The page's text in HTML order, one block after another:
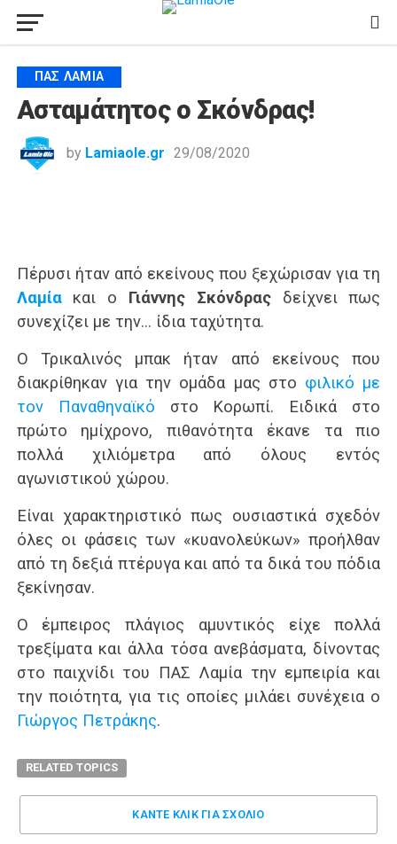
ΠΑΣ ΛΑΜΊΑ
Ασταμάτητος ο Σκόνδρας!
by Lamiaole.gr 29/08/2020
Πέρυσι ήταν από εκείνους που ξεχώρισαν για τη
Λαμίακαι ο Γιάννης Σκόνδραςδείχνει πως
συνεχίζει με την… ίδια ταχύτητα.
Ο Τρικαλινός μπακ ήταν από εκείνους που
διακρίθηκαν για την ομάδα μας στο φιλικό με
τον Παναθηναϊκό στο Κορωπί. Ειδικά στο
πρώτο ημίχρονο, πιθανότητα έκανε τα πιο
πολλά χιλιόμετρα από όλους εντός
αγωνιστικού χώρου.
Είναι χαρακτηριστικό πως ουσιαστικά σχεδόν
όλες οι φάσεις των «κυανολεύκων» προήλθαν
από τη δεξιά πτέρυγα και από τα δικά του πόδια
ξεκίνησαν.
Ο έμπειρος πλάγιος αμυντικός είχε πολλά
τρεξίματα και άλλα τόσα ανεβάσματα, δίνοντας
στο παιχνίδι του ΠΑΣ Λαμία την εμπειρία και
την ποιότητα, για τις οποίες μιλάει συνέχεια ο
Γιώργος Πετράκης.
RELATED TOPICS
ΚΑΝΤΕ ΚΛΊΚ ΓΙΑ ΣΧΌΛΙΟ